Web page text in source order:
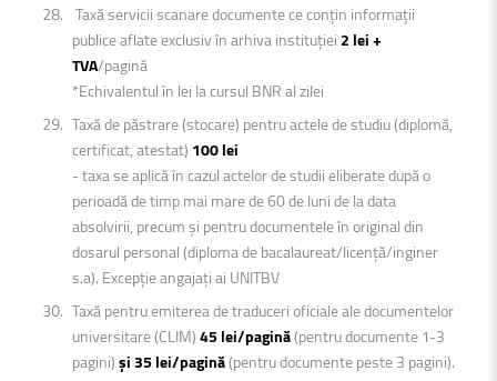
Taxă servicii scanare documente ce conțin informații
publice aflate exclusiv în arhiva instituției2 lei +
TVA/pagină
*Echivalentul în lei la cursul BNR al zilei
Taxă de păstrare (stocare) pentru actele de studiu (diplomă,
certificat, atestat) 100 lei
- taxa se aplică în cazul actelor de studii eliberate după o
perioadă de timp mai mare de 60 de luni de la data
absolvirii, precum și pentru documentele în original din
dosarul personal (diploma de bacalaureat/licență/inginer
s.a). Excepție angajați ai UNITBV
Taxă pentru emiterea de traduceri oficiale ale documentelor
universitare (CLIM)45 lei/pagină(pentru documente 1-3
pagini)și 35 lei/pagină(pentru documente peste 3 pagini).